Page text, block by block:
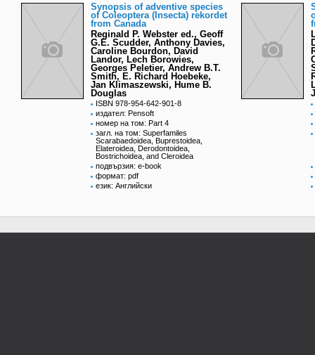
Synopsis of adventive species
of Coleoptera (Insecta) rekordet
from Canada
Reginald P. Webster ed., Geoff
G.E. Scudder, Anthony Davies,
Caroline Bourdon, David
Landor, Lech Borowies,
Georges Peletier, Andrew B.T.
Smith, E. Richard Hoebeke,
Jan Klimaszewski, Hume B.
Douglas
ISBN 978-954-642-901-8
издател: Pensoft
номер на том: Part 4
загл. на том: Superfamiles
Scarabaedoidea, Buprestoidea,
Elateroidea, Derodontoidea,
Bostrichoidea, and Cleroidea
подвързия: e-book
формат: pdf
език: Английски